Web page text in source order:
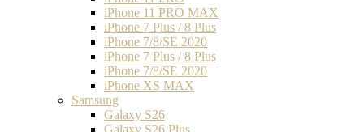
iPhone 11 PRO MAX
iPhone 7 Plus / 8 Plus
iPhone 7/8/SE 2020
iPhone 7 Plus / 8 Plus
iPhone 7/8/SE 2020
iPhone XS MAX
Samsung
Galaxy S26
Galaxy S26 Plus